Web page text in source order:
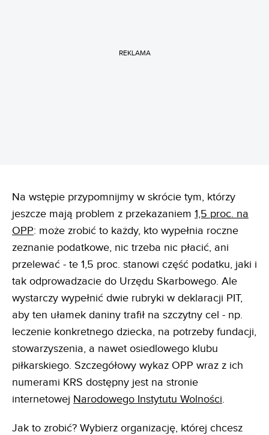
REKLAMA
Na wstępie przypomnijmy w skrócie tym, którzy
jeszcze mają problem z przekazaniem 1,5 proc. na
OPP: może zrobić to każdy, kto wypełnia roczne
zeznanie podatkowe, nic trzeba nic płacić, ani
przelewać - te 1,5 proc. stanowi część podatku, jaki i
tak odprowadzacie do Urzędu Skarbowego. Ale
wystarczy wypełnić dwie rubryki w deklaracji PIT,
aby ten ułamek daniny trafił na szczytny cel - np.
leczenie konkretnego dziecka, na potrzeby fundacji,
stowarzyszenia, a nawet osiedlowego klubu
piłkarskiego. Szczegółowy wykaz OPP wraz z ich
numerami KRS dostępny jest na stronie
internetowej Narodowego Instytutu Wolności.
Jak to zrobić? Wybierz organizację, której chcesz